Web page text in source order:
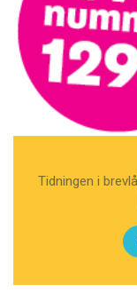
Tidningen i